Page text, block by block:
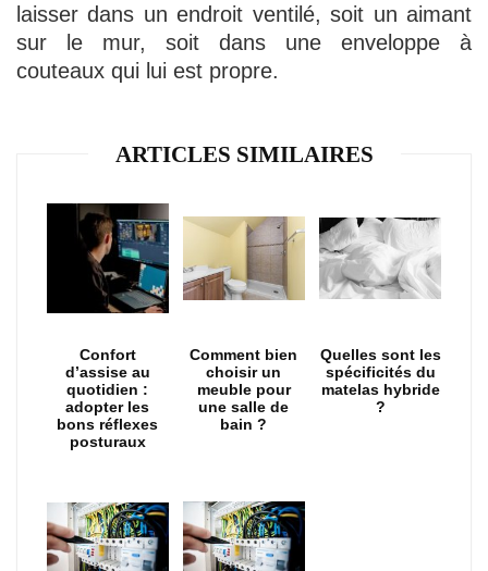
laisser dans un endroit ventilé, soit un aimant
sur le mur, soit dans une enveloppe à
couteaux qui lui est propre.
ARTICLES SIMILAIRES
Confort
d’assise au
quotidien :
adopter les
bons réflexes
posturaux
Comment bien
choisir un
meuble pour
une salle de
bain ?
Quelles sont les
spécificités du
matelas hybride
?